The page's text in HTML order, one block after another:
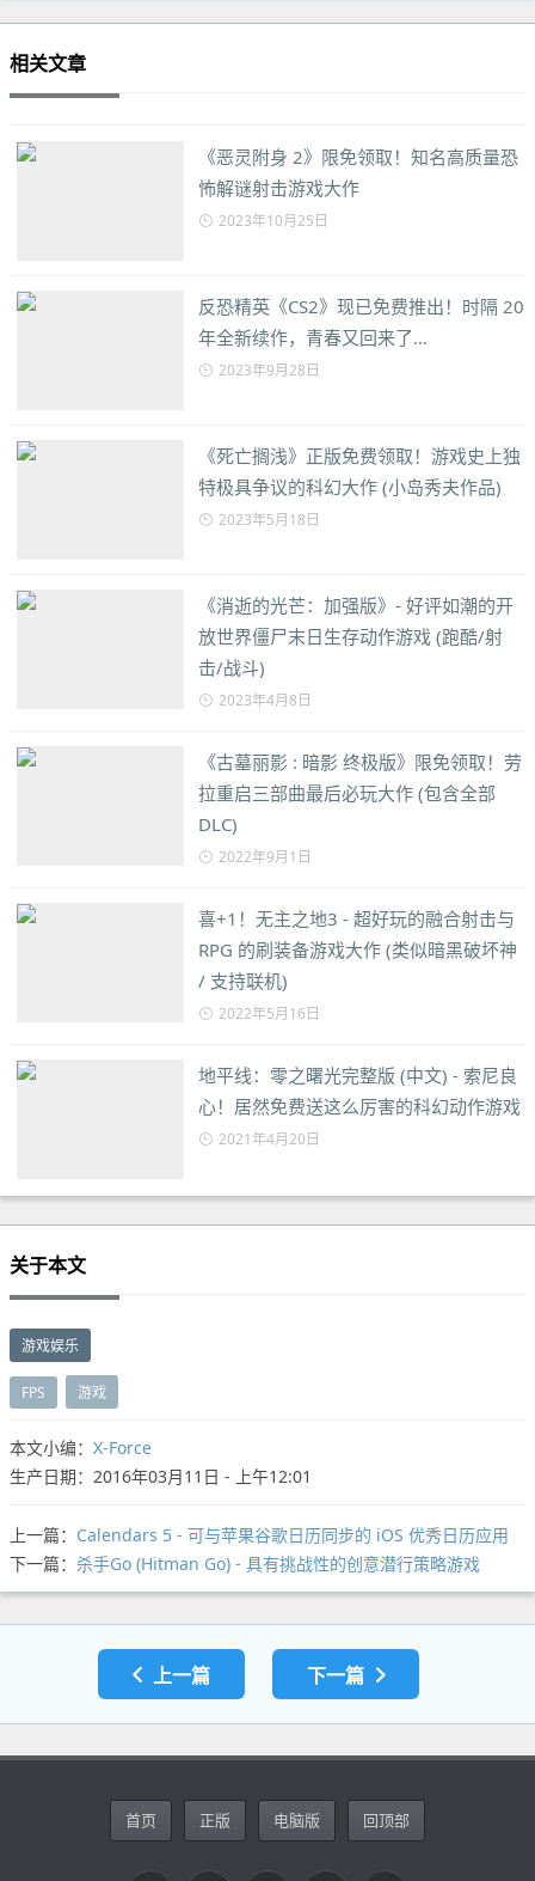
相关文章
《恶灵附身 2》限免领取！知名高质量恐
怖解谜射击游戏大作
2023年10月25日
反恐精英《CS2》现已免费推出！时隔 20
年全新续作，青春又回来了…
2023年9月28日
《死亡搁浅》正版免费领取！游戏史上独
特极具争议的科幻大作 (小岛秀夫作品)
2023年5月18日
《消逝的光芒：加强版》- 好评如潮的开
放世界僵尸末日生存动作游戏 (跑酷/射
击/战斗)
2023年4月8日
《古墓丽影 : 暗影 终极版》限免领取！劳
拉重启三部曲最后必玩大作 (包含全部
DLC)
2022年9月1日
喜+1！无主之地3 - 超好玩的融合射击与
RPG 的刷装备游戏大作 (类似暗黑破坏神
/ 支持联机)
2022年5月16日
地平线：零之曙光完整版 (中文) - 索尼良
心！居然免费送这么厉害的科幻动作游戏
2021年4月20日
关于本文
游戏娱乐
FPS 游戏
本文小编： X-Force
生产日期：2016年03月11日 - 上午12:01
上一篇： Calendars 5 - 可与苹果谷歌日历同步的 iOS 优秀日历应用
下一篇： 杀手Go (Hitman Go) - 具有挑战性的创意潜行策略游戏
上一篇 下一篇
首页 正版 电脑版 回顶部